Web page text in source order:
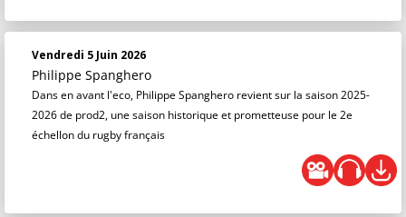
Vendredi 5 Juin 2026
Philippe Spanghero
Dans en avant l'eco, Philippe Spanghero revient sur la saison 2025-
2026 de prod2, une saison historique et prometteuse pour le 2e
échellon du rugby français